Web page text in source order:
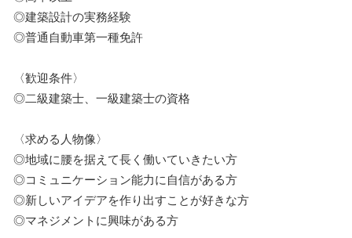
◎建築設計の実務経験
◎普通自動車第一種免許
〈歓迎条件〉
◎二級建築士、一級建築士の資格
〈求める人物像〉
◎地域に腰を据えて長く働いていきたい方
◎コミュニケーション能力に自信がある方
◎新しいアイデアを作り出すことが好きな方
◎マネジメントに興味がある方